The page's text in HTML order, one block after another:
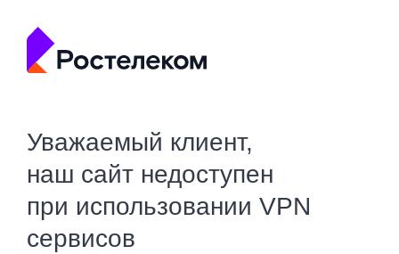
Уважаемый клиент,
наш сайт недоступен
при использовании VPN
сервисов